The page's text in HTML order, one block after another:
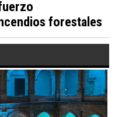
forestales